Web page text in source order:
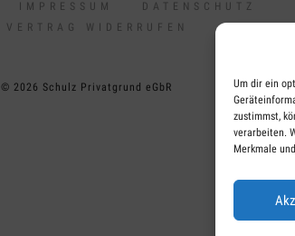
Um dir ein
zustimmst,
verarbeiten.
Merkmale
IMPRESSUM
DATENSCHUTZ
VERTRAG WIDERRUFEN
© 2026 Schulz Privatgrund eGbR